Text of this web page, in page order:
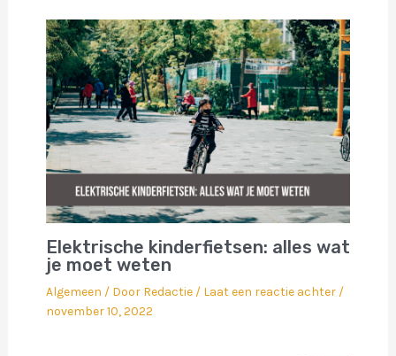
Elektrische kinderfietsen: alles wat
je moet weten
Algemeen / Door Redactie / Laat een reactie achter /
november 10, 2022